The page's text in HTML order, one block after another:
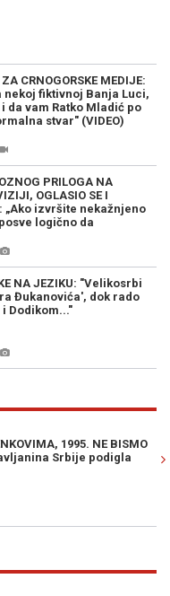
CRNOGORSKE MEDIJE:
nekoj fiktivnoj Banja Luci,
da vam Ratko Mladić po
stvar" (VIDEO)
PRILOGA NA
OGLASIO SE I
„Ako izvršite nekažnjeno
logično da
NA JEZIKU: "Velikosrbi
Đukanovića', dok rado
Dodikom..."
1995. NE BISMO
Srbije podigla